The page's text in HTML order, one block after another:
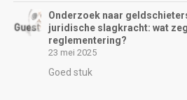
Onderzoek naar
juridische slagkracht: wat
reglementering?
23 mei 2025
Goed stuk